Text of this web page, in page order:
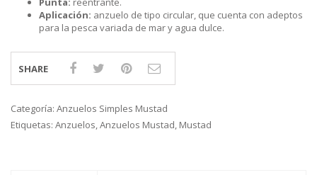
Aplicación: anzuelo de tipo circular, que cuenta con adeptos
para la pesca variada de mar y agua dulce.
SHARE
Categoría: Anzuelos Simples Mustad
Etiquetas: Anzuelos,Anzuelos Mustad, Mustad